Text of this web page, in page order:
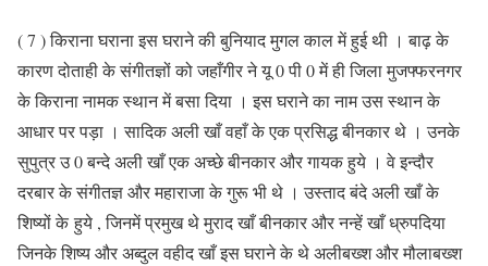
( 7 ) किराना घराना इस घराने की बुनियाद मुगल काल में हुई थी । बाढ़ के
कारण दोताही के संगीतज्ञों को जहाँगीर ने यू 0 पी 0 में ही जिला मुजफ्फरनगर
के किराना नामक स्थान में बसा दिया । इस घराने का नाम उस स्थान के
आधार पर पड़ा । सादिक अली खाँ वहाँ के एक प्रसिद्ध बीनकार थे । उनके
सुपुत्र उ 0 बन्दे अली खाँ एक अच्छे बीनकार और गायक हुये । वे इन्दौर
दरबार के संगीतज्ञ और महाराजा के गुरू भी थे । उस्ताद बंदे अली खाँ के
शिष्यों के हुये , जिनमें प्रमुख थे मुराद खाँ बीनकार और नन्हें खाँ ध्रुपदिया
जिनके शिष्य और अब्दुल वहीद खाँ इस घराने के थे अलीबख्श और मौलाबख्श